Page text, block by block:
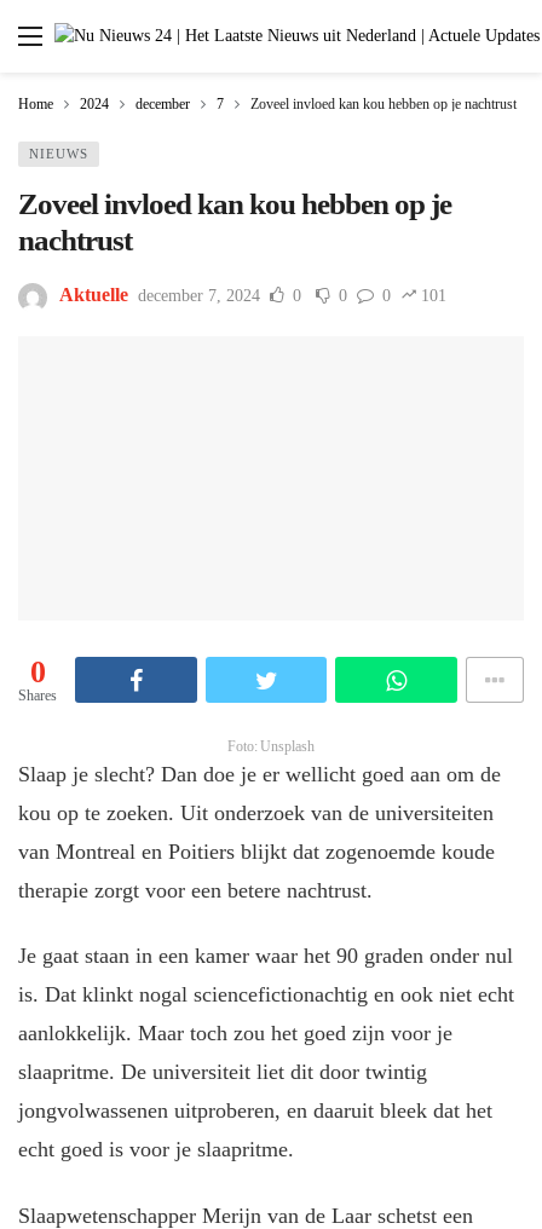
Home 2024 december 7 Zoveel invloed kan kou hebben op je nachtrust
NIEUWS
Zoveel invloed kan kou hebben op je
nachtrust
Aktuelle december 7, 2024 0 0 0 101
0
Shares
Foto: Unsplash
Slaap je slecht? Dan doe je er wellicht goed aan om de
kou op te zoeken. Uit onderzoek van de universiteiten
van Montreal en Poitiers blijkt dat zogenoemde koude
therapie zorgt voor een betere nachtrust.
Je gaat staan in een kamer waar het 90 graden onder nul
is. Dat klinkt nogal sciencefictionachtig en ook niet echt
aanlokkelijk. Maar toch zou het goed zijn voor je
slaapritme. De universiteit liet dit door twintig
jongvolwassenen uitproberen, en daaruit bleek dat het
echt goed is voor je slaapritme.
Slaapwetenschapper Merijn van de Laar schetst een